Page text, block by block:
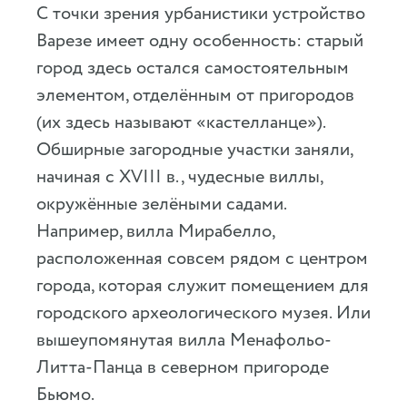
С точки зрения урбанистики устройство
Варезе имеет одну особенность: старый
город здесь остался самостоятельным
элементом, отделённым от пригородов
(их здесь называют «кастелланце»).
Обширные загородные участки заняли,
начиная с XVIII в., чудесные виллы,
окружённые зелёными садами.
Например, вилла Мирабелло,
расположенная совсем рядом с центром
города, которая служит помещением для
городского археологического музея. Или
вышеупомянутая вилла Менафольо-
Литта-Панца в северном пригороде
Бьюмо.